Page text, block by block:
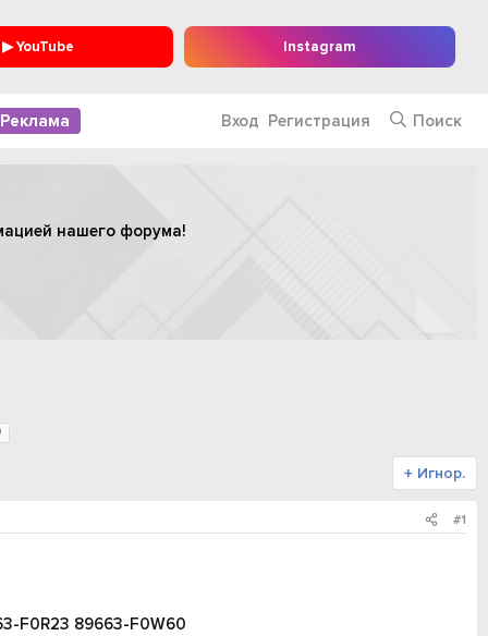
▶ YouTube Instagram
Реклама Вход Регистрация Поиск
нашего форума!
+ Игнор.
#1
F0R23 89663-F0W60